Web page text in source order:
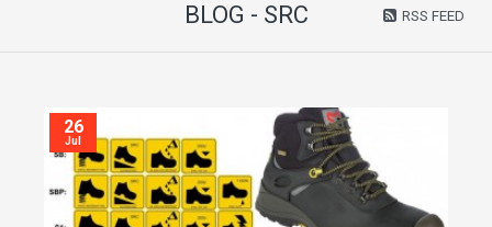
BLOG - SRC RSS FEED
26
Jul